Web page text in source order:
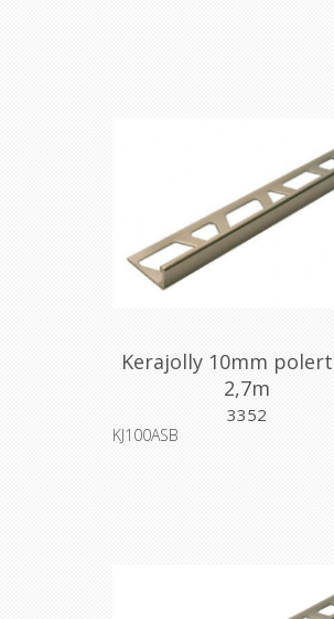
Kerajolly 10mm
2,7m
3352
KJ100ASB